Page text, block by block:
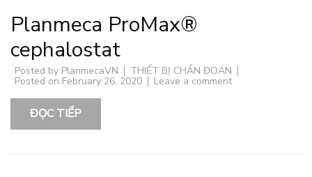
Planmeca ProMax®
cephalostat
Posted by PlanmecaVN THIẾT BỊ CHẨN ĐOÁN
Posted on February 26, 2020 Leave a comment
ĐỌC TIẾP